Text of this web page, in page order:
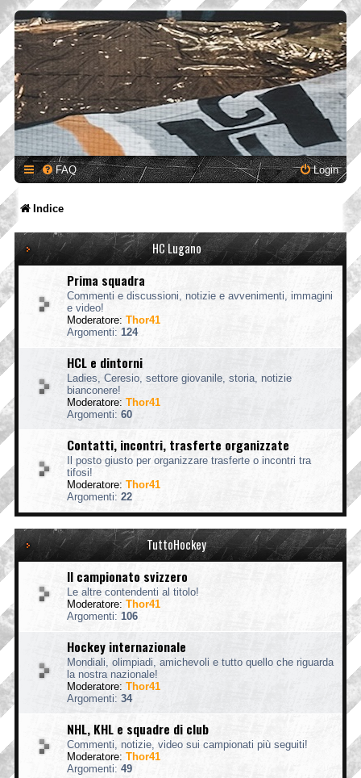
FAQ Login
Indice
HC Lugano
Prima squadra
Commenti e discussioni, notizie e avvenimenti, immagini
e video!
Moderatore: Thor41
Argomenti: 124
HCL e dintorni
Ladies, Ceresio, settore giovanile, storia, notizie
bianconere!
Moderatore: Thor41
Argomenti: 60
Contatti, incontri, trasferte organizzate
Il posto giusto per organizzare trasferte o incontri tra
tifosi!
Moderatore: Thor41
Argomenti: 22
TuttoHockey
Il campionato svizzero
Le altre contendenti al titolo!
Moderatore: Thor41
Argomenti: 106
Hockey internazionale
Mondiali, olimpiadi, amichevoli e tutto quello che riguarda
la nostra nazionale!
Moderatore: Thor41
Argomenti: 34
NHL, KHL e squadre di club
Commenti, notizie, video sui campionati più seguiti!
Moderatore: Thor41
Argomenti: 49